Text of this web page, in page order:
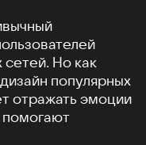
Но как
популярных
отражать эмоции
помогают